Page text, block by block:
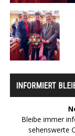
INFORMIERT
Bleibe immer
sehenswerte